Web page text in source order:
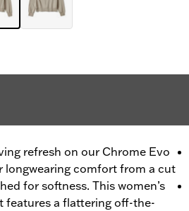
refresh on our Chrome Evo
longwearing comfort from a cut
for softness. This women’s
features a flattering off-the-